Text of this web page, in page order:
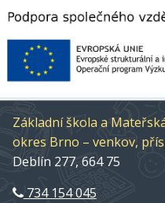
Základní škola a
okres Brno – venkov,
Deblín 277, 664 75
734 154 045